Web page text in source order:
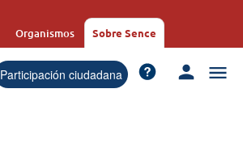
Organismos Sobre Sence
Participación ciudadana